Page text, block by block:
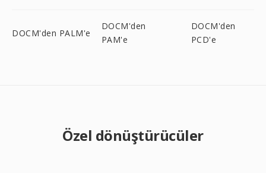
DOCM'den PALM'e
DOCM'den
PAM'e
DOCM'den
PCD'e
Özel dönüştürücüler